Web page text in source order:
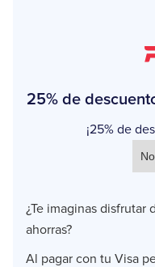
25% de
¡25% de
¿Te imaginas disfrutar
ahorras?
Al pagar con tu Visa